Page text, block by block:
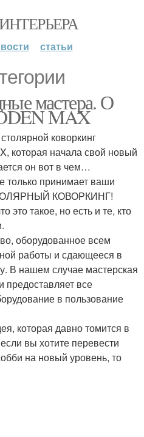
статьи
мастера. О
MAX
коворкинг
которая начала свой новый
он вот в чем…
только принимает ваши
КОВОРКИНГ!
это такое, но есть и те, кто
оборудованное всем
работы и сдающееся в
В нашем случае мастерская
предоставляет все
в пользование
которая давно томится в
вы хотите перевести
на новый уровень, то